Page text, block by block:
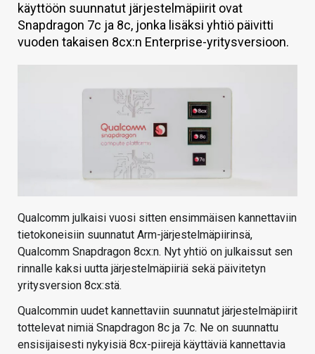
KAUPPA
VAIHDA TEEMA
käyttöön suunnatut järjestelmäpiirit ovat
Snapdragon 7c ja 8c, jonka lisäksi yhtiö päivitti
vuoden takaisen 8cx:n Enterprise-yritysversioon.
Qualcomm julkaisi vuosi sitten ensimmäisen kannettaviin
tietokoneisiin suunnatut Arm-järjestelmäpiirinsä,
Qualcomm Snapdragon 8cx:n. Nyt yhtiö on julkaissut sen
rinnalle kaksi uutta järjestelmäpiiriä sekä päivitetyn
yritysversion 8cx:stä.
Qualcommin uudet kannettaviin suunnatut järjestelmäpiirit
tottelevat nimiä Snapdragon 8c ja 7c. Ne on suunnattu
ensisijaisesti nykyisiä 8cx-piirejä käyttäviä kannettavia